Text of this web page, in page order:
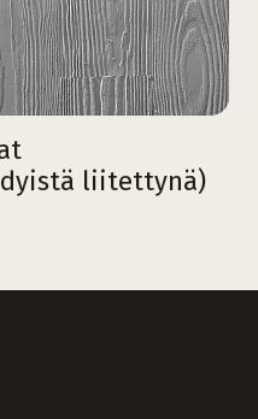
liitettynä)